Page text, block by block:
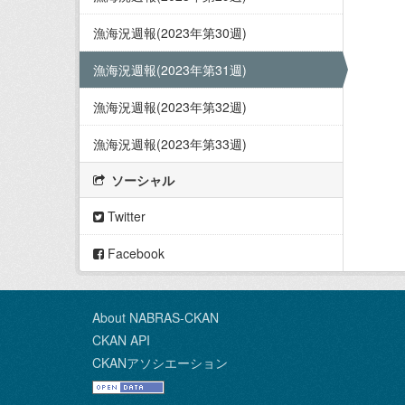
漁海況週報(2023年第30週)
漁海況週報(2023年第31週)
漁海況週報(2023年第32週)
漁海況週報(2023年第33週)
ソーシャル
Twitter
Facebook
About NABRAS-CKAN
CKAN API
CKANアソシエーション